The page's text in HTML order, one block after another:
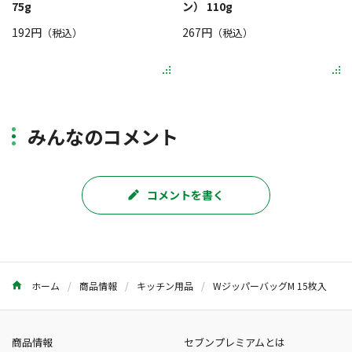
75g
192円 （税込）
ン） 110g
267円（税込）
みんなのコメント
コメントを書く
ホーム 商品情報 キッチン用品 WジッパーバッグM 15枚入
商品情報 セブンプレミアムとは